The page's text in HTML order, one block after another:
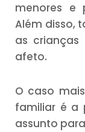
menores e
Além disso,
as
afeto.
O caso
familiar é a
assunto